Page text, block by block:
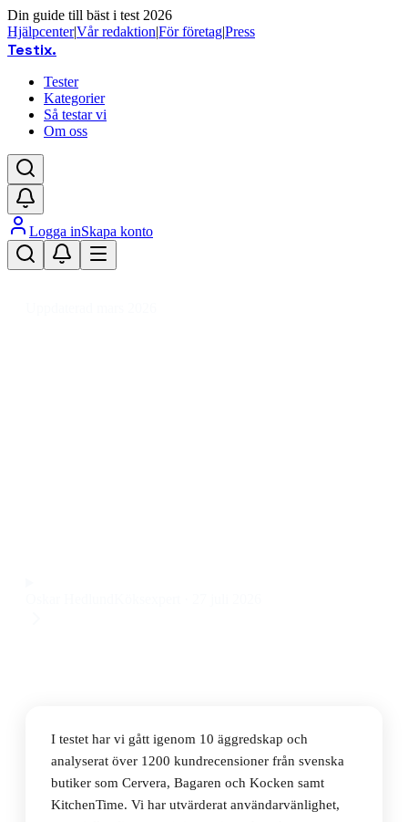
Din guide till bäst i test 2026
Hjälpcenter|Vår redaktion|För företag|Press
Testix.
Tester
Kategorier
Så testar vi
Om oss
Logga inSkapa konto
I testet har vi gått igenom 10 äggredskap och
analyserat över 1200 kundrecensioner från svenska
butiker som Cervera, Bagaren och Kocken samt
KitchenTime. Vi har utvärderat användarvänlighet,